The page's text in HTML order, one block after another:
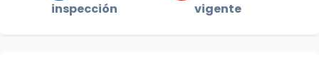
inspección
vigente